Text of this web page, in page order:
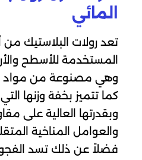
المائي
تعد رولات البلاستيك من
المستخدمة للأسطح
كما تتميز بخفة وزنها
وبقدرتها العالية على
والعوامل المناخية
فضلاً عن ذلك تسد